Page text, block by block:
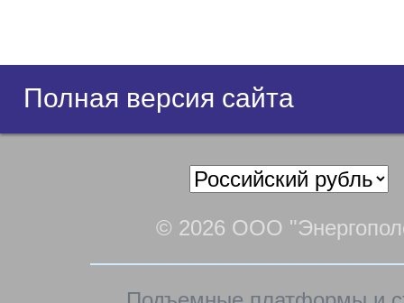
Полная версия сайта
© 2026 ООО